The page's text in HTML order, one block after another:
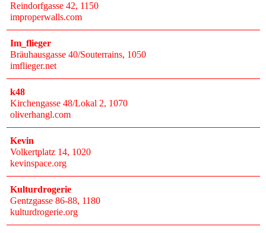
Reindorfgasse 42, 1150
improperwalls.com
Im_flieger
Bräuhausgasse 40/Souterrains, 1050
imflieger.net
k48
Kirchengasse 48/Lokal 2, 1070
oliverhangl.com
Kevin
Volkertplatz 14, 1020
kevinspace.org
Kulturdrogerie
Gentzgasse 86-88, 1180
kulturdrogerie.org